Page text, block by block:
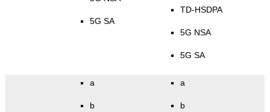
5G SA
TD-HSDPA
5G NSA
5G SA
a
b
a
b